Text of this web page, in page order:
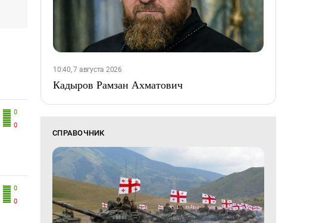
0
0
0
0
10:40, 7 августа 2026
Кадыров Рамзан Ахматович
СПРАВОЧНИК